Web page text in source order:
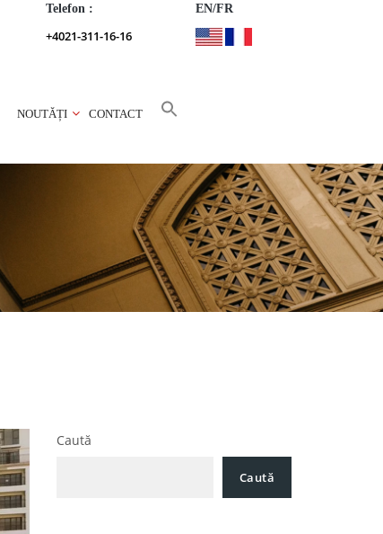
Telefon :
+4021-311-16-16
EN/FR
NOUTĂȚI CONTACT
Caută
Caută